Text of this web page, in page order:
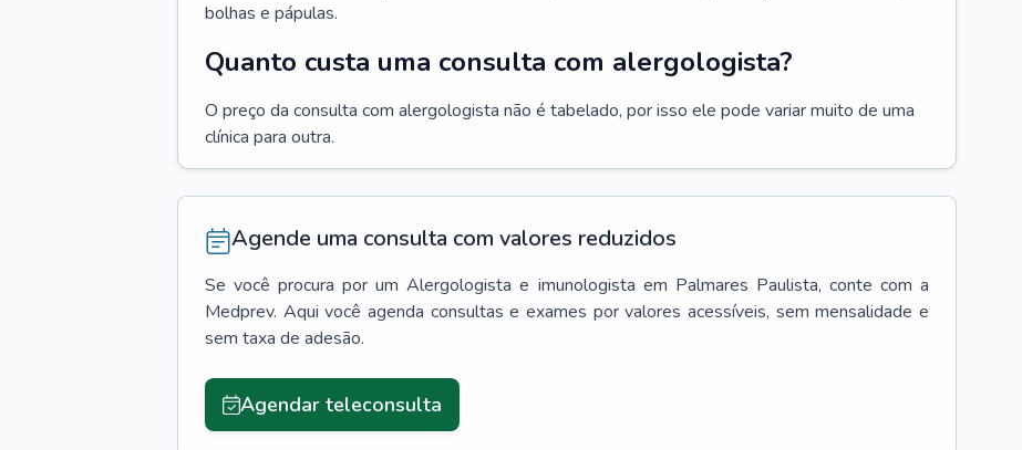
bolhas e pápulas.
Quanto custa uma consulta com alergologista?
O preço da consulta com alergologista não é tabelado, por isso ele pode variar muito de uma
clínica para outra.
Agende uma consulta com valores reduzidos
Se você procura por um Alergologista e imunologista em Palmares Paulista, conte com a
Medprev. Aqui você agenda consultas e exames por valores acessíveis, sem mensalidade e
sem taxa de adesão.
Agendar teleconsulta